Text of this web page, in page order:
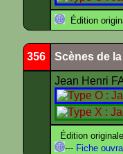
Édition
356 Scènes de
Jean Henri
Édition
--- Fiche